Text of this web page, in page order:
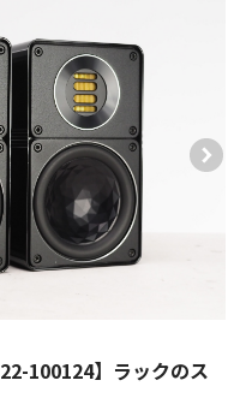
100124】ラックのス